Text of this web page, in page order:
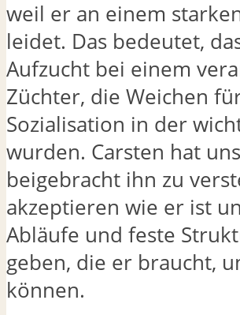
weil er an einem
leidet. Das bedeutet,
Aufzucht bei einem
Züchter, die Weichen
Sozialisation in der
wurden. Carsten hat
beigebracht ihn zu
akzeptieren wie er ist
Abläufe und feste
geben, die er braucht,
können.